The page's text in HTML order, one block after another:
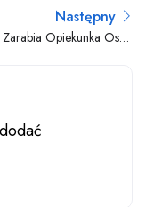
Następny
Opiekunka Osób